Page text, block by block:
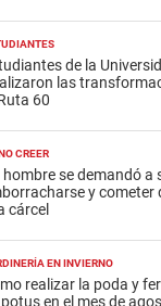
de la
las
60
CREER
hombre se demandó a
y cometer
cárcel
EN INVIERNO
realizar la poda y
en el mes de